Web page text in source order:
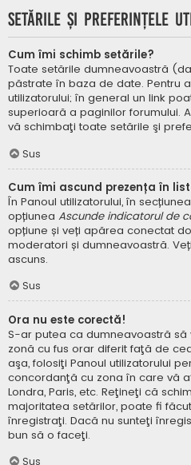
Setările şi preferinţele
Cum îmi schimb setările?
Toate setările dumneavoastră
păstrate în baza de date. Pentru
utilizatorului; în general un link
superioară a paginilor forumului.
vă schimbaţi toate setările şi
Sus
Cum îmi ascund prezența în
În Panoul utilizatorului, în
opțiunea Ascunde indicatorul de
opțiune și veți apărea conectat
moderatori și dumneavoastră.
ascuns.
Sus
Ora nu este corectă!
S-ar putea ca dumneavoastră
zonă cu fus orar diferit faţă de
aşa, folosiţi Panoul utilizatorului
concordanţă cu zona în care vă
Londra, Paris, etc. Reţineţi că
majoritatea setărilor, poate fi
înregistraţi. Dacă nu sunteţi
bun să o faceţi.
Sus